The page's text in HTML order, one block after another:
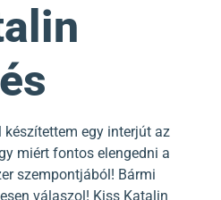
egy interjút az
miért fontos elengedni a
szempontjából! Bármi
válaszol! Kiss Katalin